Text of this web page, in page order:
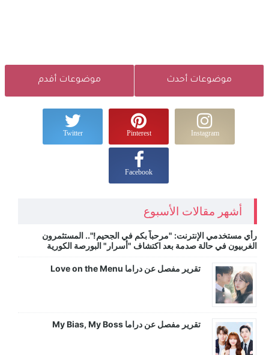
موضوعات أحدث موضوعات أقدم
Instagram
Pinterest
Twitter
Facebook
أشهر مقالات الأسبوع
رأي مستخدمي الإنترنت: "مرحباً بكم في الجحيم!".. المستثمرون
الغربيون في حالة صدمة بعد اكتشاف "أسرار" البورصة الكورية
تقرير مفصل عن دراما Love on the Menu
تقرير مفصل عن دراما My Bias, My Boss